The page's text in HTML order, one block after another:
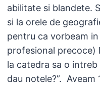
abilitate si blandete.
si la orele de
pentru ca vorbeam
profesional precoce)
la catedra sa o
dau notele?”. Aveam